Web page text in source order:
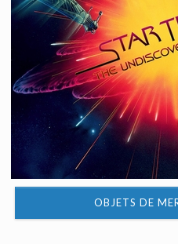
OBJETS DE